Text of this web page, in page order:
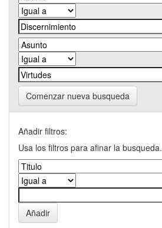
Comenzar nueva busqueda
Añadir filtros:
Usa los filtros para afinar la busqueda.